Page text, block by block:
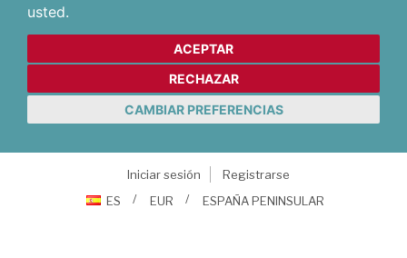
usted.
ACEPTAR
RECHAZAR
CAMBIAR PREFERENCIAS
Iniciar sesión
Registrarse
ES
EUR ESPAÑA PENINSULAR